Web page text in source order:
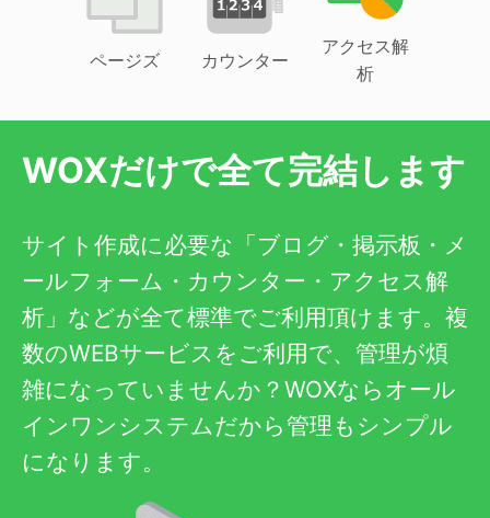
ページズ カウンター
アクセス解
析
WOXだけで全て完結します
サイト作成に必要な「ブログ・掲示板・メ
ールフォーム・カウンター・アクセス解
析」などが全て標準でご利用頂けます。複
数のWEBサービスをご利用で、管理が煩
雑になっていませんか？WOXならオール
インワンシステムだから管理もシンプル
になります。